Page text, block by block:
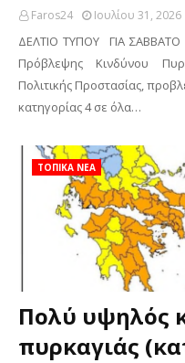
Faros24 Ιουλίου 31, 2026
ΔΕΛΤΙΟ ΤΥΠΟΥ ΓΙΑ ΣΑΒΒΑΤΟ
Πρόβλεψης Κινδύνου
Πολιτικής Προστασίας,
κατηγορίας 4 σε όλα…
ΤΟΠΙΚΑ ΝΕΑ
Πολύ υψηλός
πυρκαγιάς